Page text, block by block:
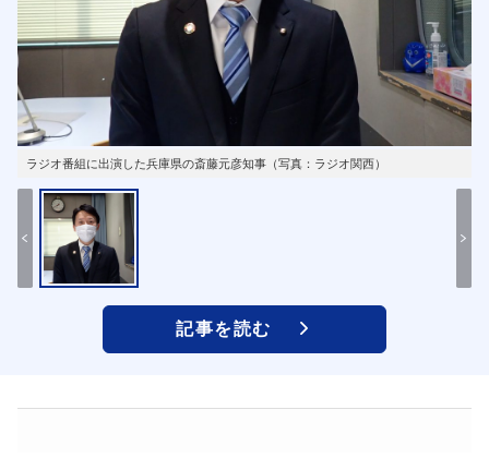
ラジオ番組に出演した兵庫県の斎藤元彦知事（写真：ラジオ関西）
記事を読む